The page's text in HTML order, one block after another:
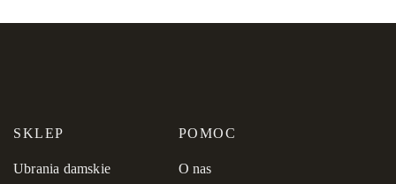
SKLEP
Ubrania damskie
POMOC
O nas